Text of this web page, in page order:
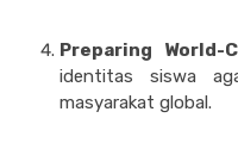
Preparing World-
identitas siswa
masyarakat global.